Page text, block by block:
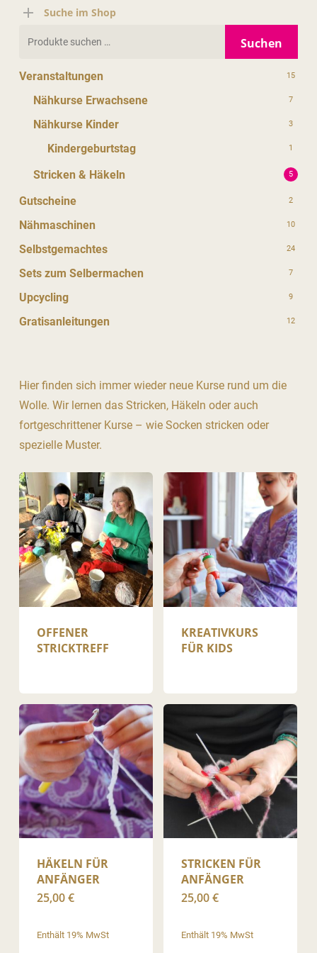
Suche im Shop
Suchen
Veranstaltungen 15
Nähkurse Erwachsene 7
Nähkurse Kinder 3
Kindergeburtstag 1
Stricken & Häkeln 5
Gutscheine 2
Nähmaschinen 10
Selbstgemachtes 24
Sets zum Selbermachen 7
Upcycling 9
Gratisanleitungen 12
Hier finden sich immer wieder neue Kurse rund um die
Wolle. Wir lernen das Stricken, Häkeln oder auch
fortgeschrittener Kurse – wie Socken stricken oder
spezielle Muster.
OFFENER
STRICKTREFF
KREATIVKURS
FÜR KIDS
HÄKELN FÜR
ANFÄNGER
25,00€
Enthält 19% MwSt
STRICKEN FÜR
ANFÄNGER
25,00€
Enthält 19% MwSt